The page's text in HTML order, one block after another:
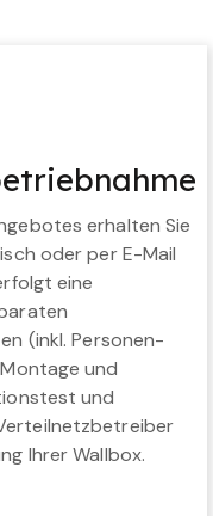
erhalten Sie
oder per E-Mail
eine
(inkl. Personen-
und
und
Ihrer Wallbox.